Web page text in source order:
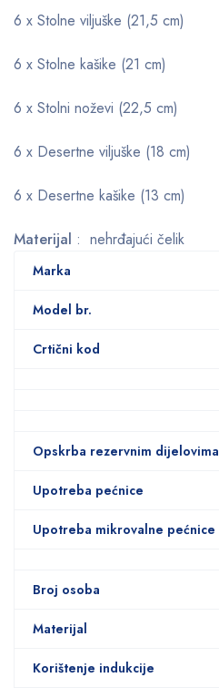
6 x Stolne viljuške (21,5 cm)
6 x Stolne kašike (21 cm)
6 x Stolni noževi (22,5 cm)
6 x Desertne viljuške (18 cm)
6 x Desertne kašike (13 cm)
Materijal : nehrđajući čelik
Marka
Model br.
Crtični kod
Opskrba rezervnim dijelovima
Upotreba pećnice
Upotreba mikrovalne pećnice
Broj osoba
Materijal
Korištenje indukcije